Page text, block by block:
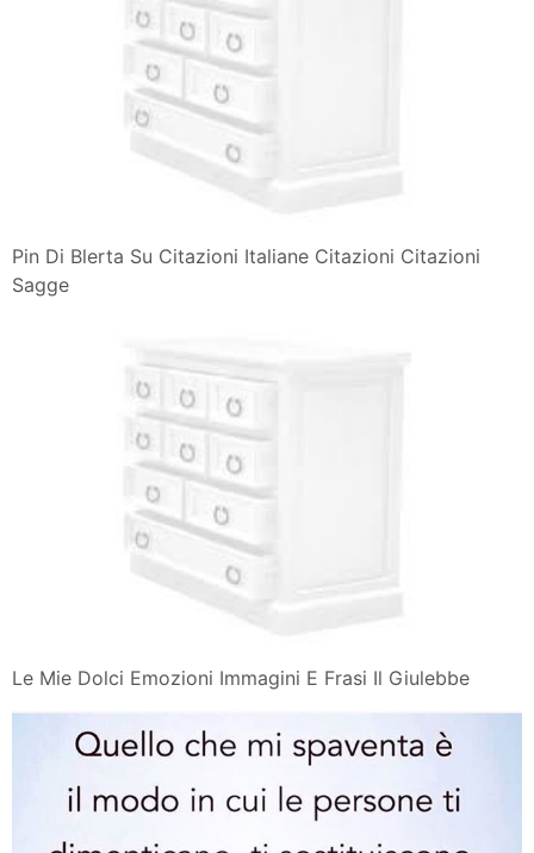
Pin Di Blerta Su Citazioni Italiane Citazioni Citazioni
Sagge
Le Mie Dolci Emozioni Immagini E Frasi Il Giulebbe